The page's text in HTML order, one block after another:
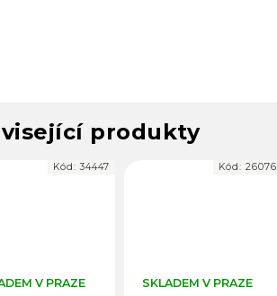
produkty
V PRAZE
Kód:34447
SKLADEM V PRAZE
Kód: 26076